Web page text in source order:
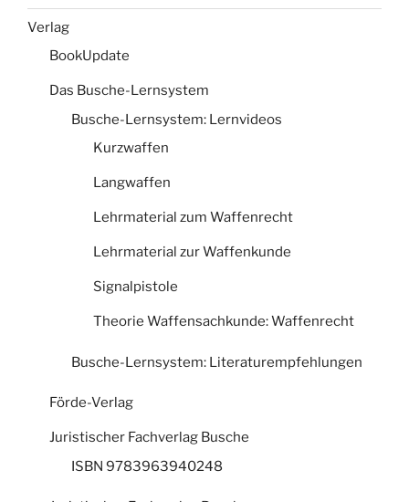
Verlag
BookUpdate
Das Busche-Lernsystem
Busche-Lernsystem: Lernvideos
Kurzwaffen
Langwaffen
Lehrmaterial zum Waffenrecht
Lehrmaterial zur Waffenkunde
Signalpistole
Theorie Waffensachkunde: Waffenrecht
Busche-Lernsystem: Literaturempfehlungen
Förde-Verlag
Juristischer Fachverlag Busche
ISBN 9783963940248